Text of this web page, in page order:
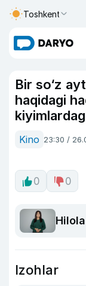
Toshkent
Bir so‘z
haqidagi
Kino 23:30 /
0 0
Izohlar